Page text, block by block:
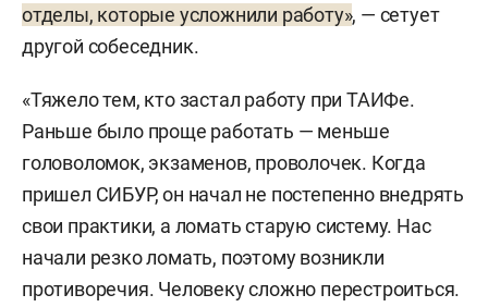
отделы, которые усложнили работу», — сетует
другой собеседник.
«Тяжело тем, кто застал работу при ТАИФе.
Раньше было проще работать — меньше
головоломок, экзаменов, проволочек. Когда
пришел СИБУР, он начал не постепенно внедрять
свои практики, а ломать старую систему. Нас
начали резко ломать, поэтому возникли
противоречия. Человеку сложно перестроиться.